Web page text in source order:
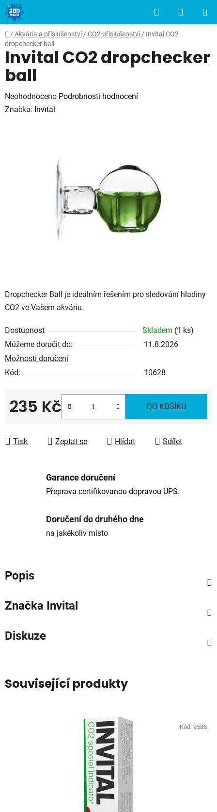
Přejít
na
obsah
Hledat
KOŠÍK
Domů
/ Akvária a příslušenství / CO2 příslušenství / Invital CO2
dropchecker ball
Dropchecker Ball je ideálním řešením pro sledování hladiny
CO2 ve Vašem akváriu.
Dostupnost Skladem (1 ks)
Můžeme doručit do:
11.8.2026
Možnosti doručení
Kód:
10628
235 Kč DO KOŠÍKU
Tisk Zeptat se Hlídat Sdílet
Invital CO2 dropchecker
ball
Průměrné
hodnocení
Neohodnoceno Podrobnosti hodnocení
Značka: Invital
Garance doručení
Přeprava certifikovanou dopravou UPS.
Doručení do druhého dne
na jakékoliv místo
Popis
Značka Invital
Diskuze
Související produkty
Kód: 9586